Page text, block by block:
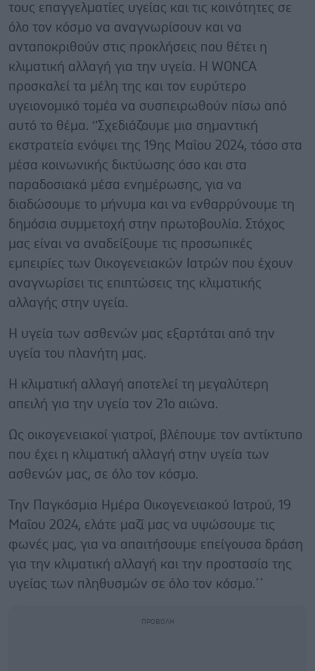
τους επαγγελματίες υγείας και τις κοινότητες σε
όλο τον κόσμο να αναγνωρίσουν και να
ανταποκριθούν στις προκλήσεις που θέτει η
κλιματική αλλαγή για την υγεία. Η WONCA
προσκαλεί τα μέλη της και τον ευρύτερο
υγειονομικό τομέα να συσπειρωθούν πίσω από
αυτό το θέμα. ‘’Σχεδιάζουμε μια σημαντική
εκστρατεία ενόψει της 19ης Μαΐου 2024, τόσο στα
μέσα κοινωνικής δικτύωσης όσο και στα
παραδοσιακά μέσα ενημέρωσης, για να
διαδώσουμε το μήνυμα και να ενθαρρύνουμε τη
δημόσια συμμετοχή στην πρωτοβουλία. Στόχος
μας είναι να αναδείξουμε τις προσωπικές
εμπειρίες των Οικογενειακών Ιατρών που έχουν
αναγνωρίσει τις επιπτώσεις της κλιματικής
αλλαγής στην υγεία.
Η υγεία των ασθενών μας εξαρτάται από την
υγεία του πλανήτη μας.
Η κλιματική αλλαγή αποτελεί τη μεγαλύτερη
απειλή για την υγεία τον 21ο αιώνα.
Ως οικογενειακοί γιατροί, βλέπουμε τον αντίκτυπο
που έχει η κλιματική αλλαγή στην υγεία των
ασθενών μας, σε όλο τον κόσμο.
Την Παγκόσμια Ημέρα Οικογενειακού Ιατρού, 19
Μαΐου 2024, ελάτε μαζί μας να υψώσουμε τις
φωνές μας, για να απαιτήσουμε επείγουσα δράση
για την κλιματική αλλαγή και την προστασία της
υγείας των πληθυσμών σε όλο τον κόσμο.΄΄